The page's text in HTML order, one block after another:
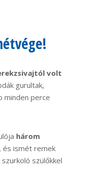
volt
gurultak,
minden perce
három
, és ismét remek
szülőkkel